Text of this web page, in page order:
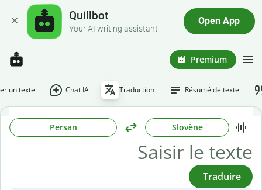
Quillbot
Your AI writing assistant
Open App
Premium
un texte Chat IA Traduction Résumé de texte
Persan Slovène
Traduire